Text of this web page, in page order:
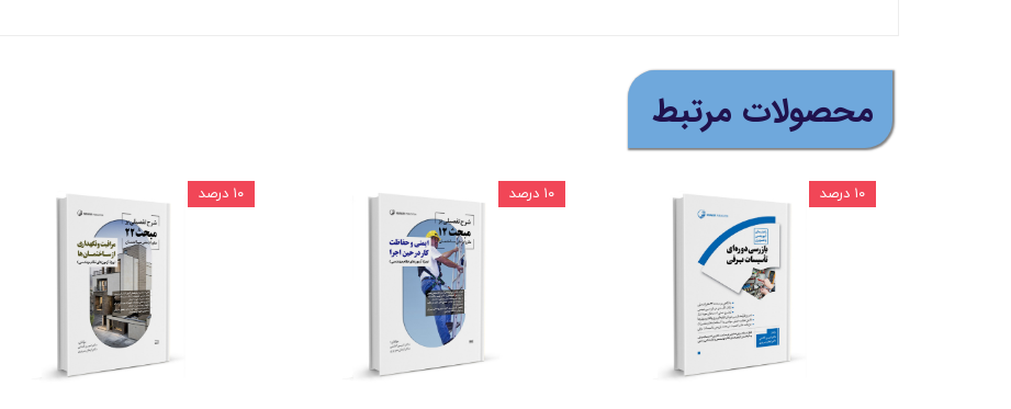
​محصولات مرتبط
۱۰ درصد ۱۰ درصد ۱۰ درصد